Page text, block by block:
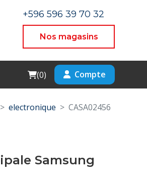
+596 596 39 70 32
Nos magasins
Cart
(0) Compte
electronique CASA02456
Samsung